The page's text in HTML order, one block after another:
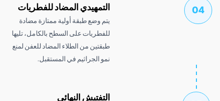
التمهيدي المضاد للفطريات
يتم وضع طبقة أولية ممتازة مضادة
للفطريات على السطح بالكامل، تليها
طبقتين من الطلاء المضاد للعفن لمنع
نمو الجراثيم في المستقبل.
التفتيش النهائي